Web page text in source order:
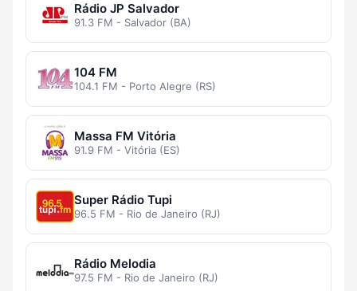
Rádio JP Salvador
91.3 FM - Salvador (BA)
104 FM
104.1 FM - Porto Alegre (RS)
Massa FM Vitória
91.9 FM - Vitória (ES)
Super Rádio Tupi
96.5 FM - Rio de Janeiro (RJ)
Rádio Melodia
97.5 FM - Rio de Janeiro (RJ)